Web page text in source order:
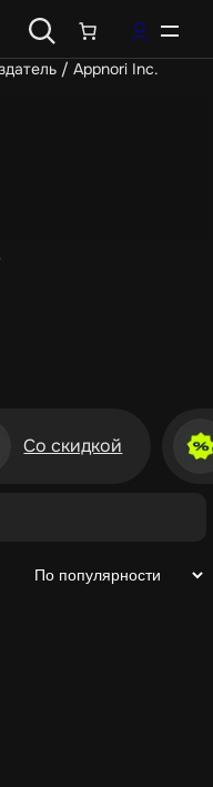
/ Appnori Inc.
Со скидкой